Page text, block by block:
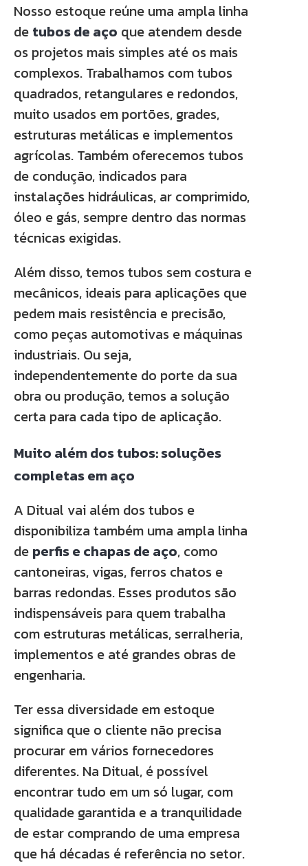
Nosso estoque reúne uma ampla linha
de tubos de aço que atendem desde
os projetos mais simples até os mais
complexos. Trabalhamos com tubos
quadrados, retangulares e redondos,
muito usados em portões, grades,
estruturas metálicas e implementos
agrícolas. Também oferecemos tubos
de condução, indicados para
instalações hidráulicas, ar comprimido,
óleo e gás, sempre dentro das normas
técnicas exigidas.
Além disso, temos tubos sem costura e
mecânicos, ideais para aplicações que
pedem mais resistência e precisão,
como peças automotivas e máquinas
industriais. Ou seja,
independentemente do porte da sua
obra ou produção, temos a solução
certa para cada tipo de aplicação.
Muito além dos tubos: soluções
completas em aço
A Ditual vai além dos tubos e
disponibiliza também uma ampla linha
de perfis e chapas de aço, como
cantoneiras, vigas, ferros chatos e
barras redondas. Esses produtos são
indispensáveis para quem trabalha
com estruturas metálicas, serralheria,
implementos e até grandes obras de
engenharia.
Ter essa diversidade em estoque
significa que o cliente não precisa
procurar em vários fornecedores
diferentes. Na Ditual, é possível
encontrar tudo em um só lugar, com
qualidade garantida e a tranquilidade
de estar comprando de uma empresa
que há décadas é referência no setor.